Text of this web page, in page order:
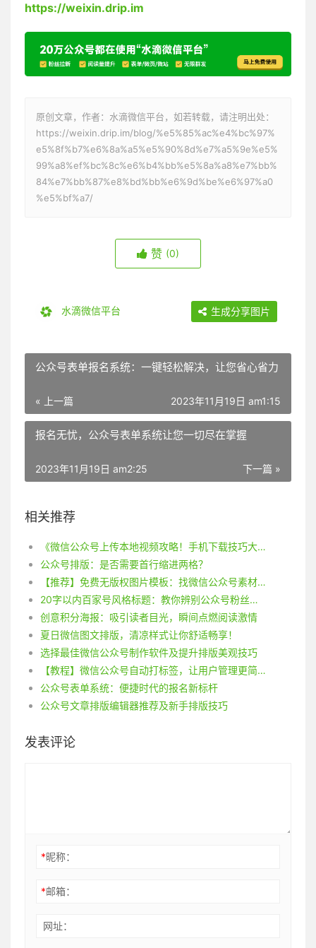
https://weixin.drip.im
原创文章，作者：水滴微信平台，如若转载，请注明出处：
https://weixin.drip.im/blog/%e5%85%ac%e4%bc%97%
e5%8f%b7%e6%8a%a5%e5%90%8d%e7%a5%9e%e5%
99%a8%ef%bc%8c%e6%b4%bb%e5%8a%a8%e7%bb%
84%e7%bb%87%e8%bd%bb%e6%9d%be%e6%97%a0
%e5%bf%a7/
赞 (0)
水滴微信平台 生成分享图片
公众号表单报名系统：一键轻松解决，让您省心省力
« 上一篇 2023年11月19日 am1:15
报名无忧，公众号表单系统让您一切尽在掌握
下一篇 »
2023年11月19日 am2:25
相关推荐
《微信公众号上传本地视频攻略！手机下载技巧大揭秘！》
公众号排版：是否需要首行缩进两格？
【推荐】免费无版权图片模板：找微信公众号素材，这些网站不容错过！
20字以内百家号风格标题：教你辨别公众号粉丝来源及统计方法
创意积分海报：吸引读者目光，瞬间点燃阅读激情
夏日微信图文排版，清凉样式让你舒适畅享！
选择最佳微信公众号制作软件及提升排版美观技巧
【教程】微信公众号自动打标签，让用户管理更简单！粉丝标签的神奇作用！
公众号表单系统：便捷时代的报名新标杆
公众号文章排版编辑器推荐及新手排版技巧
发表评论
*昵称：
*邮箱：
网址：